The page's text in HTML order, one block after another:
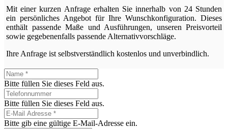
Mit einer kurzen Anfrage erhalten Sie innerhalb von 24 Stunden
ein persönliches Angebot für Ihre Wunschkonfiguration. Dieses
enthält passende Maße und Ausführungen, unseren Preisvorteil
sowie gegebenenfalls passende Alternativvorschläge.
Ihre Anfrage ist selbstverständlich kostenlos und unverbindlich.
Bitte füllen Sie dieses Feld aus.
Bitte füllen Sie dieses Feld aus.
Bitte gib eine gültige E-Mail-Adresse ein.